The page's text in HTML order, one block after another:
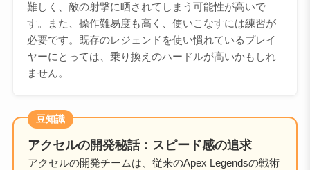
難しく、敵の射撃に晒されてしまう可能性が高いで
す。また、操作難易度も高く、使いこなすには練習が
必要です。既存のレジェンドを使い慣れているプレイ
ヤーにとっては、乗り換えのハードルが高いかもしれ
ません。
豆知識
アクセルの開発秘話：スピード感の追求
アクセルの開発チームは、従来のApex Legendsの戦術